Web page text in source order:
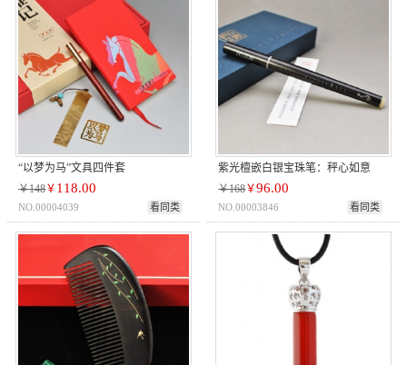
“以梦为马”文具四件套
￥148￥ 118.00
NO.00004039 看同类
紫光檀嵌白银宝珠笔：秤心如意
￥168￥96.00
NO.00003846 看同类